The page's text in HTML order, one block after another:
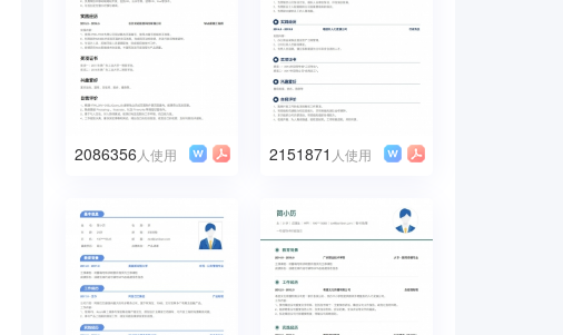
2086356 人使用 2151871 人使用